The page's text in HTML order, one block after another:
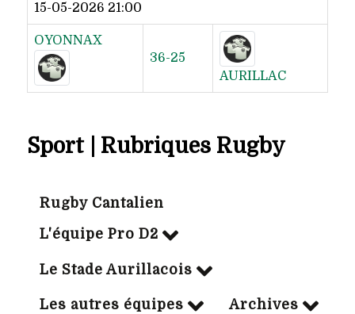
15-05-2026 21:00
OYONNAX
36-25
AURILLAC
Sport | Rubriques Rugby
Rugby Cantalien
L'équipe Pro D2
Le Stade Aurillacois
Les autres équipes Archives